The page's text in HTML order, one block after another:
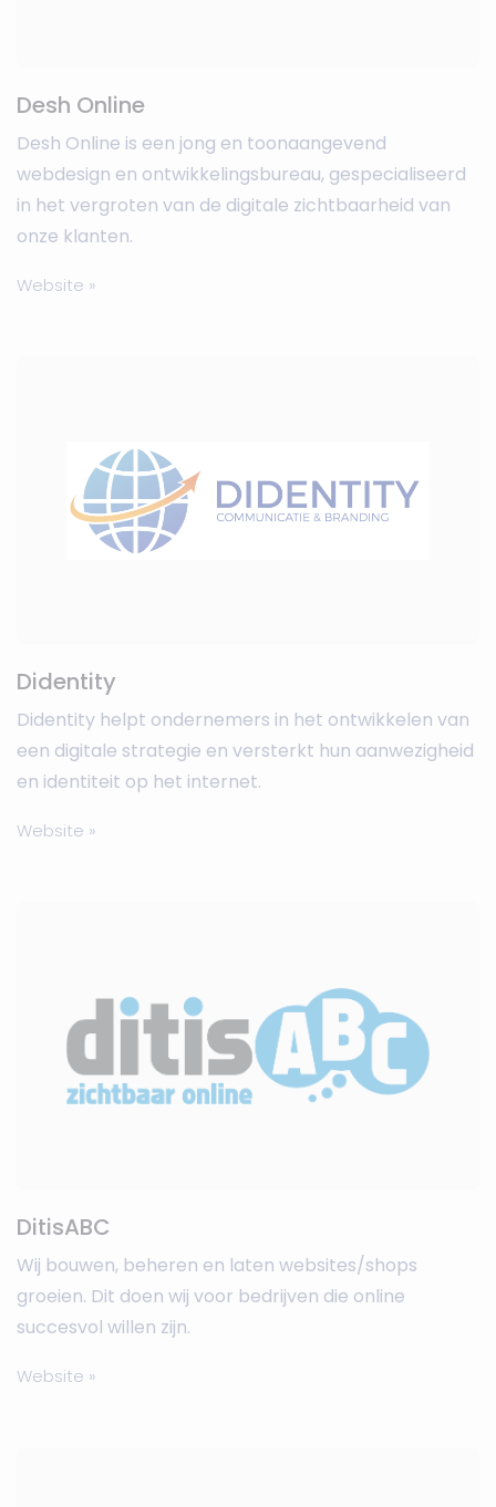
Desh Online
Desh Online is een jong en toonaangevend
webdesign en ontwikkelingsbureau, gespecialiseerd
in het vergroten van de digitale zichtbaarheid van
onze klanten.
Website »
Didentity
Didentity helpt ondernemers in het ontwikkelen van
een digitale strategie en versterkt hun aanwezigheid
en identiteit op het internet.
Website »
DitisABC
Wij bouwen, beheren en laten websites/shops
groeien. Dit doen wij voor bedrijven die online
succesvol willen zijn.
Website »